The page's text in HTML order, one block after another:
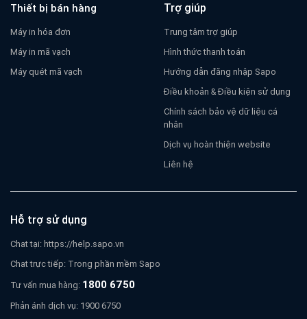
Thiết bị bán hàng
Máy in hóa đơn
Máy in mã vạch
Máy quét mã vạch
Trợ giúp
Trung tâm trợ giúp
Hình thức thanh toán
Hướng dẫn đăng nhập Sapo
Điều khoản & Điều kiện sử dụng
Chính sách bảo vệ dữ liệu cá
nhân
Dịch vụ hoàn thiện website
Liên hệ
Hỗ trợ sử dụng
Chat tại:https://help.sapo.vn
Chat trực tiếp: Trong phần mềm Sapo
Tư vấn mua hàng: 1800 6750
Phản ánh dịch vụ: 1900 6750